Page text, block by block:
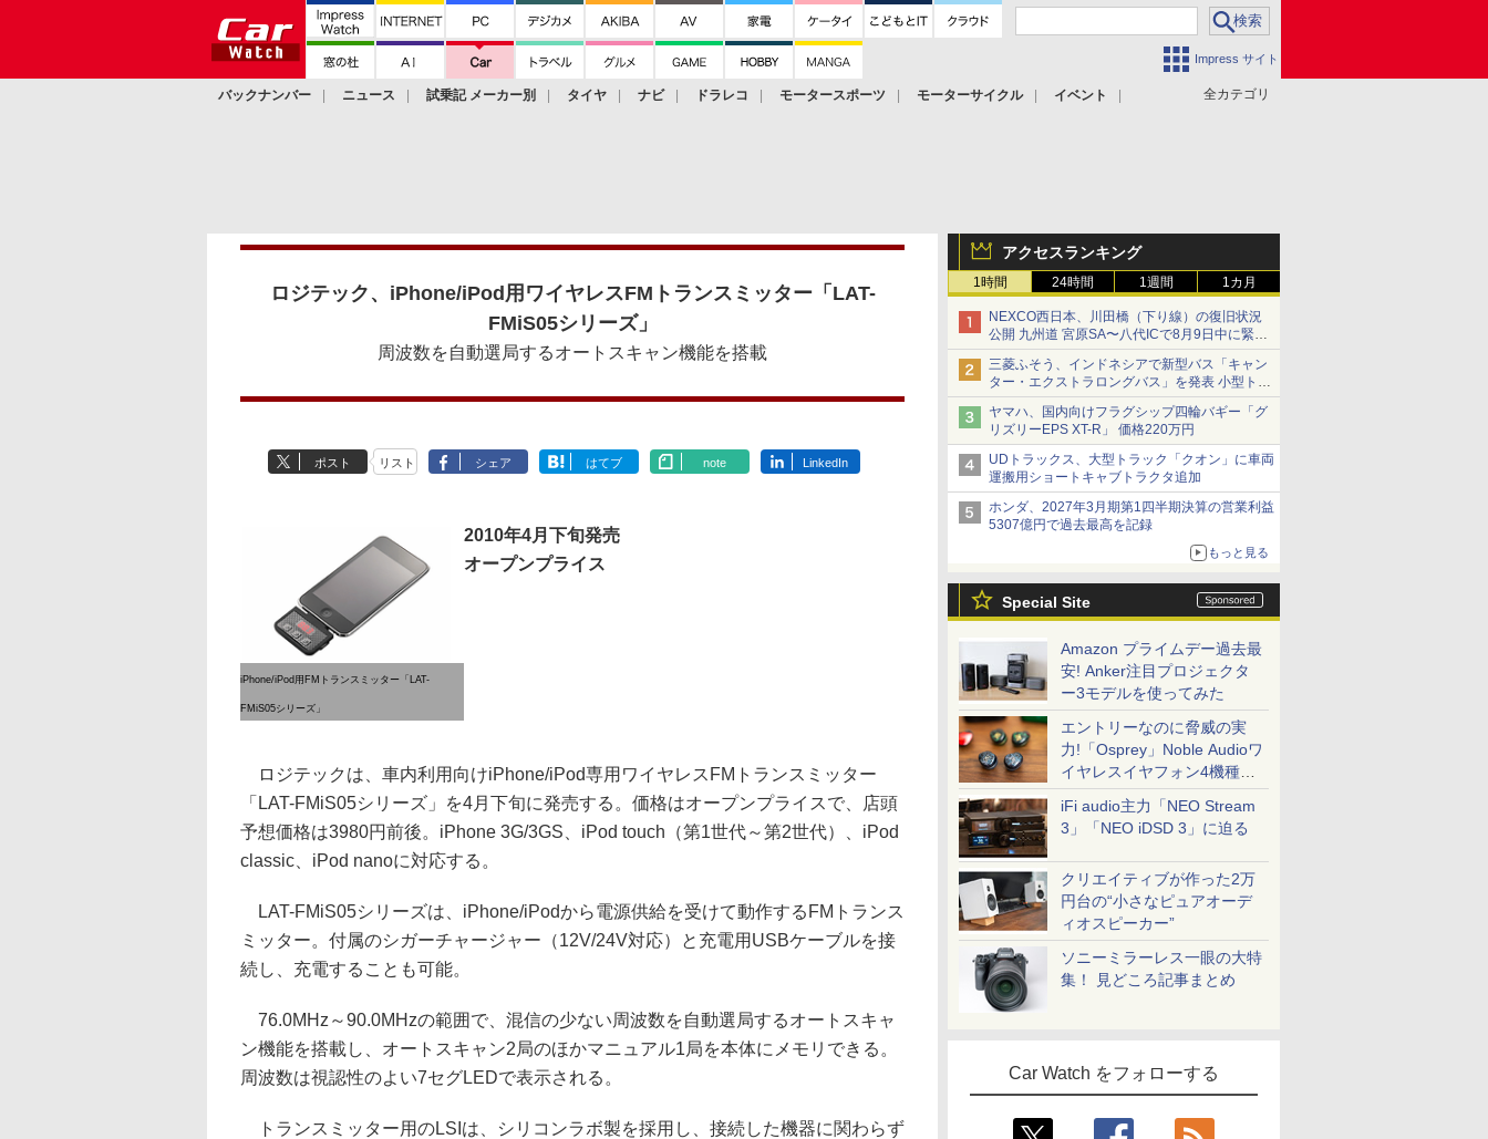
Impress サイト
全カテゴリ
バックナンバー ニュース 試乗記 メーカー別 タイヤ ナビ ドラレコ モータースポーツ モーターサイクル
イベント
アクセスランキング
1時間 24時間 1週間 1カ月
NEXCO西日本、川田橋（下り線）の復旧状況
公開 九州道 宮原SA〜八代ICで8月9日中に緊急
車両を通行可能に
三菱ふそう、インドネシアで新型バス「キャン
ター・エクストラロングバス」を発表 小型トラ
ックベースの観光・旅客輸送向けバス
ヤマハ、国内向けフラグシップ四輪バギー「グ
リズリーEPS XT-R」 価格220万円
UDトラックス、大型トラック「クオン」に車両
運搬用ショートキャブトラクタ追加
ホンダ、2027年3月期第1四半期決算の営業利益
5307億円で過去最高を記録
もっと見る
Special Site
Amazon プライムデー過去最
安! Anker注目プロジェクタ
ー3モデルを使ってみた
エントリーなのに脅威の実
力!「Osprey」Noble Audioワ
イヤレスイヤフォン4機種を
一気に聴く
iFi audio主力「NEO Stream
3」「NEO iDSD 3」に迫る
クリエイティブが作った2万
円台の“小さなピュアオーデ
ィオスピーカー”
ソニーミラーレス一眼の大特
集！ 見どころ記事まとめ
Car Watch をフォローする
ロジテック、iPhone/iPod用ワイヤレスFMトランスミッター「LAT-
FMiS05シリーズ」
周波数を自動選局するオートスキャン機能を搭載
ポスト リスト シェア はてブ note LinkedIn
iPhone/iPod用FMトランスミッター「LAT-
FMiS05シリーズ」
2010年4月下旬発売
オープンプライス
ロジテックは、車内利用向けiPhone/iPod専用ワイヤレスFMトランスミッター
「LAT-FMiS05シリーズ」を4月下旬に発売する。価格はオープンプライスで、店頭
予想価格は3980円前後。iPhone 3G/3GS、iPod touch（第1世代～第2世代）、iPod
classic、iPod nanoに対応する。
LAT-FMiS05シリーズは、iPhone/iPodから電源供給を受けて動作するFMトランス
ミッター。付属のシガーチャージャー（12V/24V対応）と充電用USBケーブルを接
続し、充電することも可能。
76.0MHz～90.0MHzの範囲で、混信の少ない周波数を自動選局するオートスキャ
ン機能を搭載し、オートスキャン2局のほかマニュアル1局を本体にメモリできる。
周波数は視認性のよい7セグLEDで表示される。
トランスミッター用のLSIは、シリコンラボ製を採用し、接続した機器に関わらず